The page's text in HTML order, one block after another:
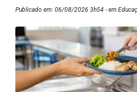
Publicado em: 06/08/2026 3h54 - em